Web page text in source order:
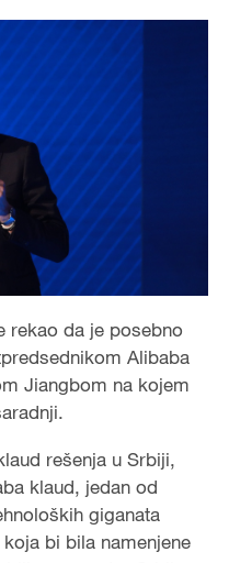
rekao da je posebno
Alibaba
Jiangbom na kojem
rešenja u Srbiji,
klaud, jedan od
giganata
bi bila namenjene